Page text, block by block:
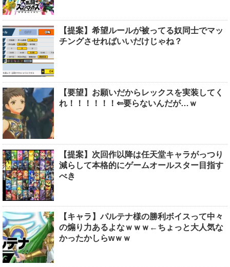
【提案】希望ルールが被ってる奴同士でマッ
チングさせればいいだけじゃね？
【要望】お願いだからレックスを実装してく
れ！！！！！！⇐要らないんだが…ｗ
【提案】次回作以降は任天堂キャラがっつり
減らして本格的にゲームオールスター目指す
べき
【キャラ】パルテナ様の勝利ボイスって中々
の煽り力あるよなｗｗｗ←ちょっと大人気な
かったかしらwｗｗ